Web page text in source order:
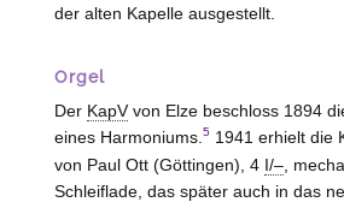
der alten Kapelle ausgestellt.
Orgel
Der KapVvon Elzebeschloss 1894
eines Harmoniums. 51941 erhielt die
von Paul Ott (Göttingen), 4 I/–,
Schleiflade, das später auch in das